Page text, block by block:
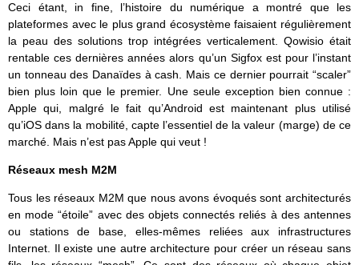
Ceci étant, in fine, l’histoire du numérique a montré que les
plateformes avec le plus grand écosystème faisaient régulièrement
la peau des solutions trop intégrées verticalement. Qowisio était
rentable ces dernières années alors qu’un Sigfox est pour l’instant
un tonneau des Danaïdes à cash. Mais ce dernier pourrait “scaler”
bien plus loin que le premier. Une seule exception bien connue :
Apple qui, malgré le fait qu’Android est maintenant plus utilisé
qu’iOS dans la mobilité, capte l’essentiel de la valeur (marge) de ce
marché. Mais n’est pas Apple qui veut !
Réseaux mesh M2M
Tous les réseaux M2M que nous avons évoqués sont architecturés
en mode “étoile” avec des objets connectés reliés à des antennes
ou stations de base, elles-mêmes reliées aux infrastructures
Internet. Il existe une autre architecture pour créer un réseau sans